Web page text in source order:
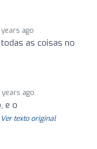
years ago
as coisas no
years ago
e o
Ver texto original